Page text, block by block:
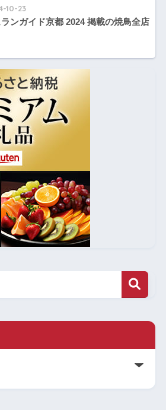
10-23
ランガイド京都 2024 掲載の焼鳥全店